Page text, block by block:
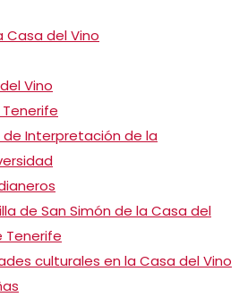
Casa del Vino
Vino
Interpretación de la
de San Simón de la Casa del
Tenerife
culturales en la Casa del Vino